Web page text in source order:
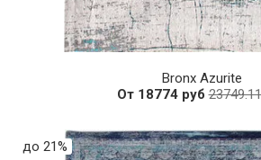
Bronx Azurite
От 18774 руб
до 21%